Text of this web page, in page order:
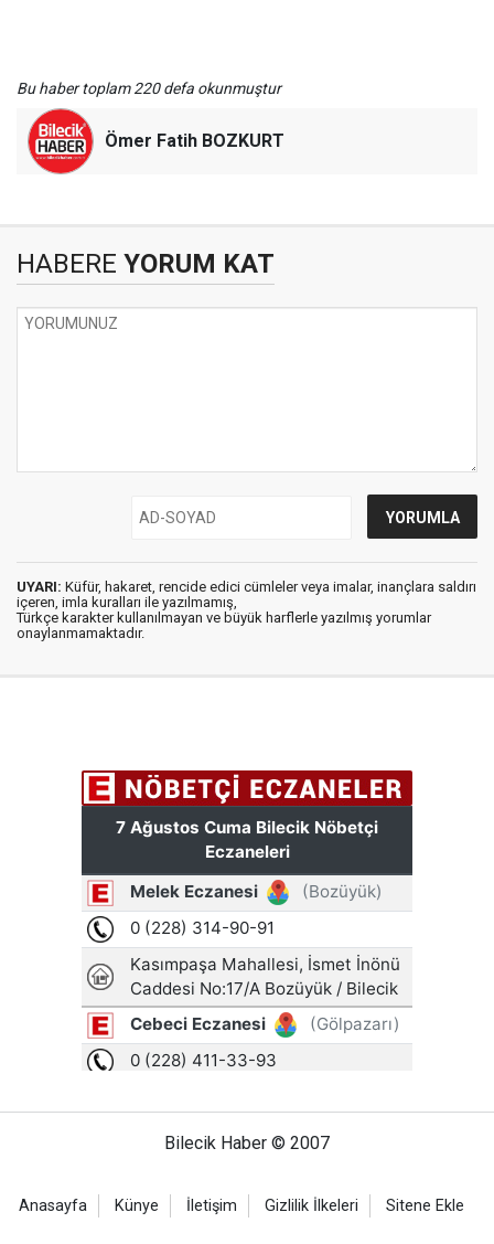
Bu haber toplam 220 defa okunmuştur
Ömer Fatih BOZKURT
HABERE YORUM KAT
UYARI: Küfür, hakaret, rencide edici cümleler veya imalar, inançlara saldırı
içeren, imla kuralları ile yazılmamış,
Türkçe karakter kullanılmayan ve büyük harflerle yazılmış yorumlar
onaylanmamaktadır.
Bilecik Haber © 2007
Anasayfa Künye İletişim Gizlilik İlkeleri Sitene Ekle